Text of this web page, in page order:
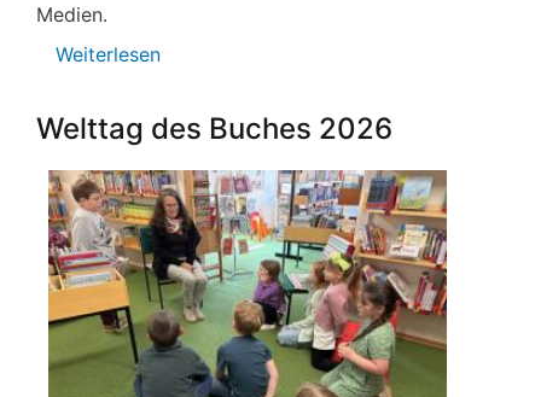
Medien.
Weiterlesen
achtsam“
–
Ein
besonderer
Projekttag
Welttag des Buches 2026